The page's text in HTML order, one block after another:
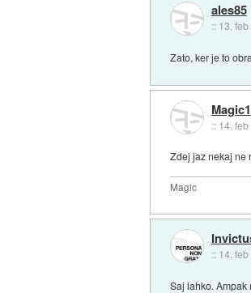
ales85
:: 13.
Zato, ker je to
Magic1
:: 14.
Zdej jaz nekaj ne
Magic
:: 14.
Saj lahko.